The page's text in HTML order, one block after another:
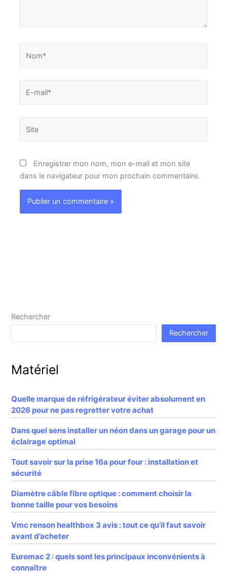
mail*
Enregistrer mon nom, mon e-mail et mon site
dans le navigateur pour mon prochain commentaire.
Rechercher
Rechercher
Matériel
Quelle marque de réfrigérateur éviter absolument en
2026 pour ne pas regretter votre achat
Dans quel sens installer un néon dans un garage pour un
éclairage optimal
Tout savoir sur la prise 16a pour four : installation et
sécurité
Diamètre câble fibre optique : comment choisir la
bonne taille pour vos besoins
Vmc renson healthbox 3 avis : tout ce qu’il faut savoir
avant d’acheter
Euromac 2 : quels sont les principaux inconvénients à
connaître